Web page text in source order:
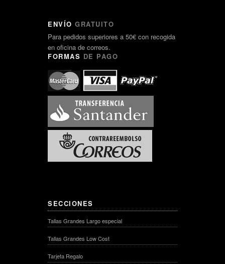
ENVÍO GRATUITO
Para pedidos superiores a 50€ con recogida
en oficina de correos.
FORMAS DE PAGO
SECCIONES
Tallas Grandes Largo especial
Tallas Grandes Low Cost
Tarjeta Regalo